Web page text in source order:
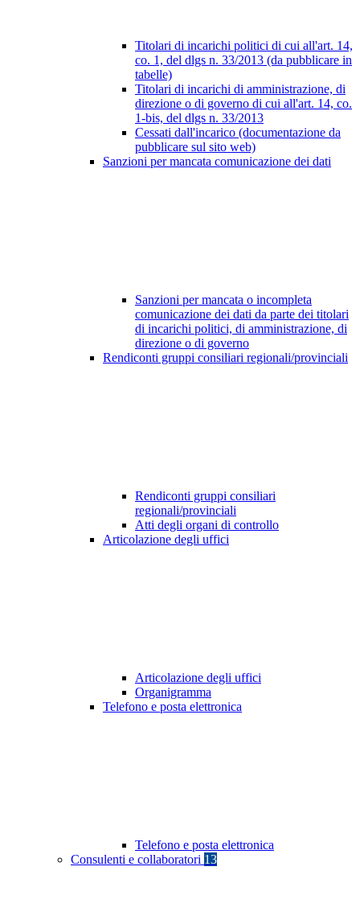
Titolari di incarichi politici di cui all'art. 14,
co. 1, del dlgs n. 33/2013 (da pubblicare in
tabelle)
Titolari di incarichi di amministrazione, di
direzione o di governo di cui all'art. 14, co.
1-bis, del dlgs n. 33/2013
Cessati dall'incarico (documentazione da
pubblicare sul sito web)
Sanzioni per mancata comunicazione dei dati
Sanzioni per mancata o incompleta
comunicazione dei dati da parte dei titolari
di incarichi politici, di amministrazione, di
direzione o di governo
Rendiconti gruppi consiliari regionali/provinciali
Rendiconti gruppi consiliari
regionali/provinciali
Atti degli organi di controllo
Articolazione degli uffici
Articolazione degli uffici
Organigramma
Telefono e posta elettronica
Telefono e posta elettronica
Consulenti e collaboratori 13